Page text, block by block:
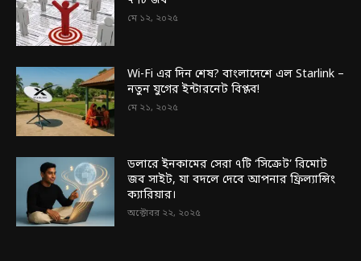
মে ১২, ২০২৫
Wi-Fi এর দিন শেষ? বাংলাদেশে এল Starlink –
নতুন যুগের ইন্টারনেট বিপ্লব!
মে ২১, ২০২৫
ডলারে ইনকামের সেরা ৭টি ‘সিক্রেট’ রিমোট
জব সাইট, যা বদলে দেবে আপনার ফ্রিল্যান্সিং
ক্যারিয়ার।
অক্টোবর ২২, ২০২৫